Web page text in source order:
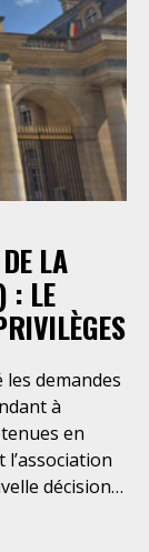
LA
: LE
les demandes
à
en
décision
de la